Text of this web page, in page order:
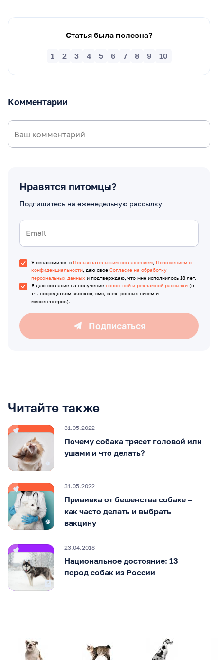
Статья была полезна?
10
9
8
7
6
5
4
3
2
1
Комментарии
Нравятся питомцы?
Подпишитесь на еженедельную рассылку
Я ознакомился с Пользовательским соглашением, Положением о
конфиденциальности, даю свое Согласие на обработку
персональных данных и подтверждаю, что мне исполнилось 18 лет.
Я даю согласие на получение новостной и рекламной рассылки (в
т.ч. посредством звонков, смс, электронных писем и
мессенджеров).
Подписаться
Читайте также
31.05.2022
Почему собака трясет головой или
ушами и что делать?
31.05.2022
Прививка от бешенства собаке –
как часто делать и выбрать
вакцину
23.04.2018
Национальное достояние: 13
пород собак из России